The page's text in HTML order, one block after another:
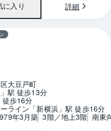
に入り 詳細
1 / 0 間取り
大豆戸町
駅 徒歩13分
徒歩16分
ライン「新横浜」駅 徒歩16分
年3月築 3階／地上3階 南東